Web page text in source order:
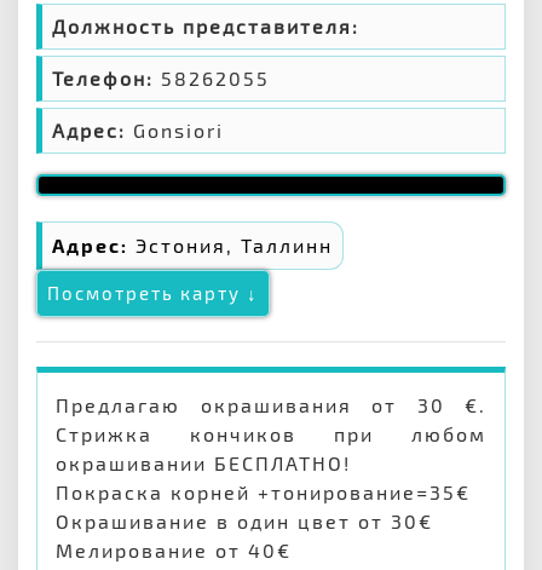
Должность представителя:
Телефон: 58262055
Адрес: Gonsiori
Адрес: Эстония, Таллинн
Посмотреть карту ↓
Предлагаю окрашивания от 30 €.
Стрижка кончиков при любом
окрашивании БЕСПЛАТНО!
Покраска корней +тонирование=35€
Окрашивание в один цвет от 30€
Мелирование от 40€